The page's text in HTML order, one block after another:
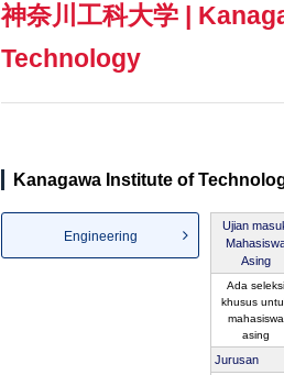
神奈川工科大学 |
Technology
Kanagawa Institute of
Engineering
Ujian
Asing
Ada seleksi
khusus
mahasiswa
asing
Jurusan